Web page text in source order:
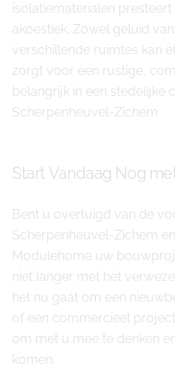
isolatiematerialen
akoestiek. Zowel geluid
verschillende ruimtes kan
zorgt voor een rustige,
belangrijk in een stedelijke
Scherpenheuvel-Zichem
Start Vandaag Nog
Bent u overtuigd van de
Scherpenheuvel-Zichem
Modulehome uw
niet langer met het
het nu gaat om een
of een commercieel
om met u mee te denken
komen.